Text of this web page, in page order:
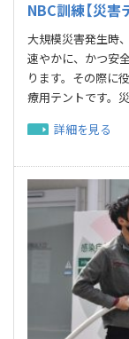
NBC訓練【災害
大規模災害発生時
速やかに、かつ安
ります。その際に
療用テントです。
詳細を見る